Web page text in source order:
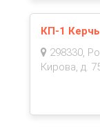
КП-1 Керчь
298330,
Кирова, д.